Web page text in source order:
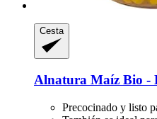
Cesta
Alnatura Maíz Bio -​
Precocinado y listo